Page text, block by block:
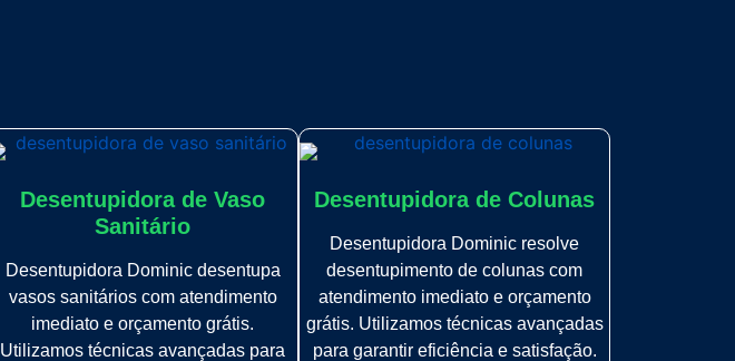
Desentupidora de Vaso
Sanitário
Desentupidora Dominic desentupa
vasos sanitários com atendimento
imediato e orçamento grátis.
Utilizamos técnicas avançadas para
Desentupidora de Colunas
Desentupidora Dominic resolve
desentupimento de colunas com
atendimento imediato e orçamento
grátis. Utilizamos técnicas avançadas
para garantir eficiência e satisfação.